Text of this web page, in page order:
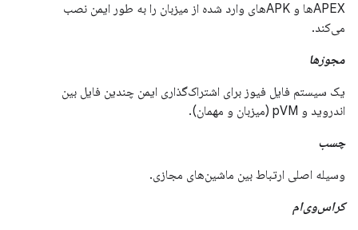
APEXها و APKهای وارد شده از میزبان را به طور ایمن نصب
می‌کند.
مجوزها
یک سیستم فایل فیوز برای اشتراک‌گذاری ایمن چندین فایل بین
اندروید و pVM (میزبان و مهمان).
چسب
وسیله اصلی ارتباط بین ماشین‌های مجازی.
کراس‌وی‌ام